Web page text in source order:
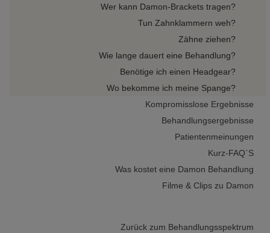
Wer kann Damon-Brackets tragen?
Tun Zahnklammern weh?
Zähne ziehen?
Wie lange dauert eine Behandlung?
Benötige ich einen Headgear?
Wo bekomme ich meine Spange?
Kompromisslose Ergebnisse
Behandlungsergebnisse
Patientenmeinungen
Kurz-FAQ`S
Was kostet eine Damon Behandlung
Filme & Clips zu Damon
Zurück zum Behandlungsspektrum